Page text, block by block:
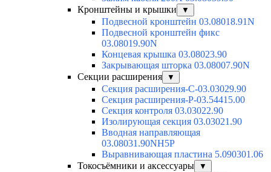
Кронштейны и крышки
▼
Подвесной кронштейн 03.08018.91N
Подвесной кронштейн фикс
03.08019.90N
Концевая крышка 03.08023.90
Закрывающая шторка 03.08007.90N
Секции расширения
▼
Секция расширения-С-03.03029.90
Секция расширения-Р-03.54415.00
Секция контроля 03.03022.90
Изолирующая секция 03.03021.90
Вводная направляющая
03.08031.90NH5P
Выравнивающая пластина 5.090301.06
Токосъёмники и аксессуары
▼